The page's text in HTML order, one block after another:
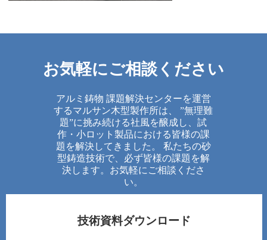
お気軽にご相談ください
アルミ鋳物 課題解決センターを運営
するマルサン木型製作所は、 ”無理難
題”に挑み続ける社風を醸成し、試
作・小ロット製品における皆様の課
題を解決してきました。 私たちの砂
型鋳造技術で、必ず皆様の課題を解
決します。お気軽にご相談くださ
い。
技術資料ダウンロード